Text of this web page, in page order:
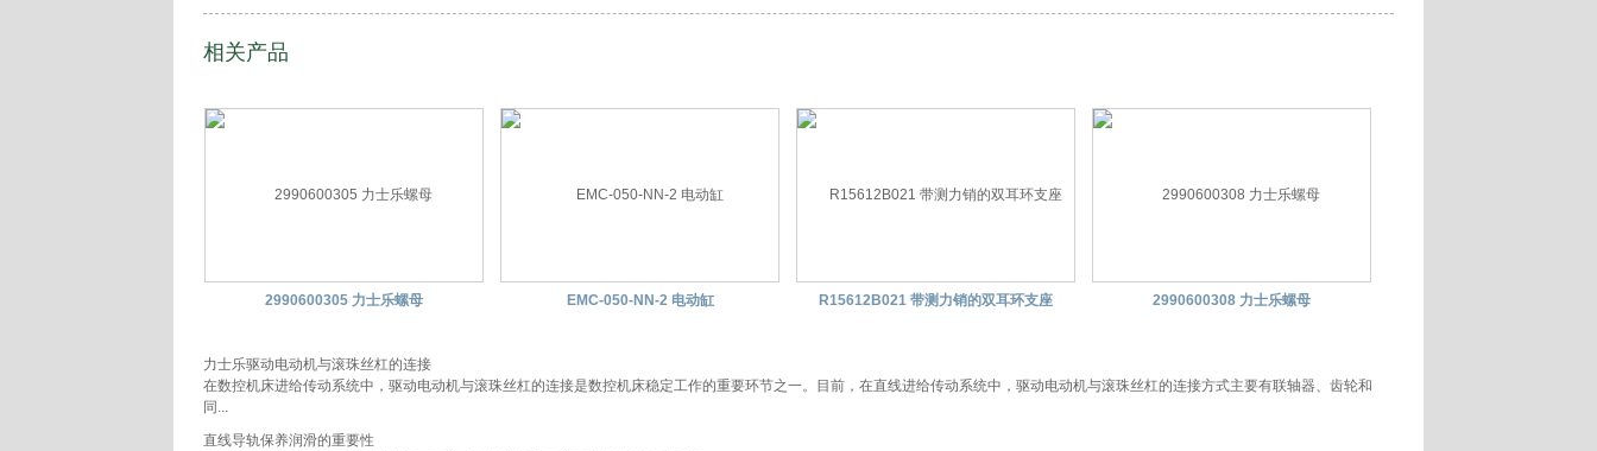
相关产品
2990600305 力士乐螺母 EMC-050-NN-2 电动缸 R15612B021 带测力销的双耳环支座 2990600308 力士乐螺母
力士乐驱动电动机与滚珠丝杠的连接
在数控机床进给传动系统中，驱动电动机与滚珠丝杠的连接是数控机床稳定工作的重要环节之一。目前，在直线进给传动系统中，驱动电动机与滚珠丝杠的连接方式主要有联轴器、齿轮和
同...
直线导轨保养润滑的重要性